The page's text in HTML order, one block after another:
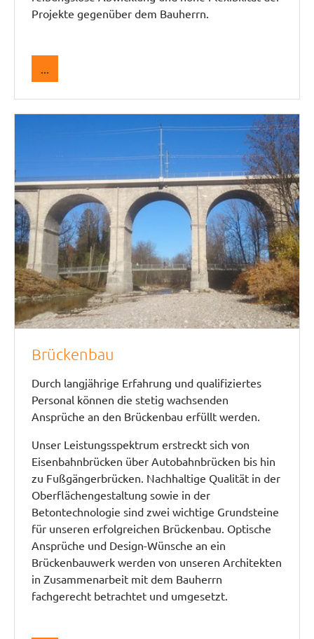
Projekte gegenüber dem Bauherrn.
...
Brückenbau
Durch langjährige Erfahrung und qualifiziertes
Personal können die stetig wachsenden
Ansprüche an den Brückenbau erfüllt werden.
Unser Leistungsspektrum erstreckt sich von
Eisenbahnbrücken über Autobahnbrücken bis hin
zu Fußgängerbrücken. Nachhaltige Qualität in der
Oberflächengestaltung sowie in der
Betontechnologie sind zwei wichtige Grundsteine
für unseren erfolgreichen Brückenbau. Optische
Ansprüche und Design-Wünsche an ein
Brückenbauwerk werden von unseren Architekten
in Zusammenarbeit mit dem Bauherrn
fachgerecht betrachtet und umgesetzt.